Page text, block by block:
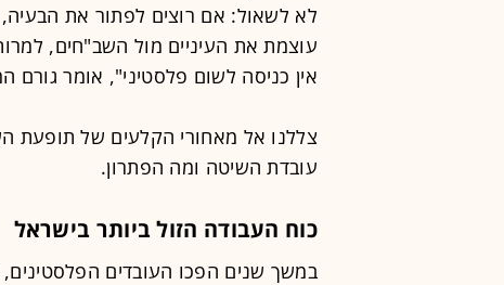
לא לשאול: אם רוצים לפתור את
עוצמת את העיניים מול השב"חים,
אין כניסה לשום פלסטיני", אומר
צללנו אל מאחורי הקלעים של תופעת
עובדת השיטה ומה הפתרון.
כוח העבודה הזול ביותר בישראל
במשך שנים הפכו העובדים